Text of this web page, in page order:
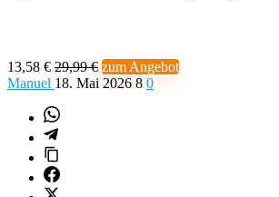
13,58 € 29,99 € zum Angebot
Manuel 18. Mai 2026 8 0